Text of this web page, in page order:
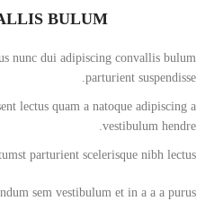
BULUM
nunc dui adipiscing convallis bulum
parturient suspendisse.
lectus quam a natoque adipiscing a
vestibulum hendre.
parturient scelerisque nibh lectus.
sem vestibulum et in a a a purus